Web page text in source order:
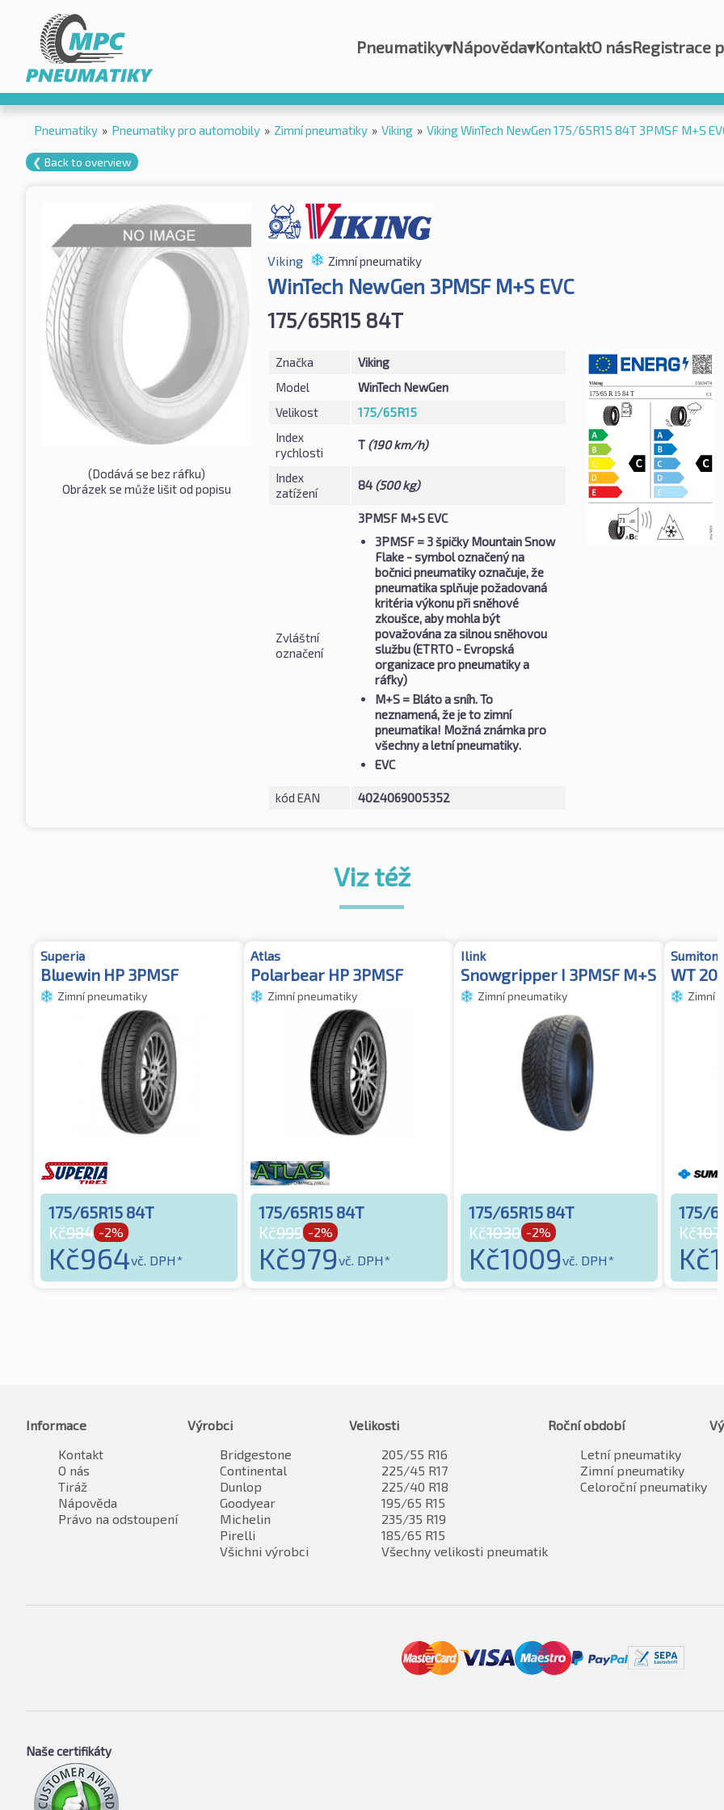
Pneumatiky▾Nápověda▾KontaktO násRegistrace
Pneumatiky » Pneumatiky pro automobily » Zimní pneumatiky » Viking » Viking WinTech NewGen 175/65R15 84T 3PMSF M+S
❮ Back to overview
(Dodává se bez ráfku)
Obrázek se může lišit od popisu
Viking Zimní pneumatiky
WinTech NewGen 3PMSF M+S EVC
175/65R15 84T
Značka
Viking
Model
WinTech NewGen
Velikost
175/65R15
Index
rychlosti
T (190 km/h)
Index
zatížení
84 (500 kg)
Zvláštní
označení
3PMSF M+S EVC
3PMSF= 3 špičky Mountain Snow
Flake - symbol označený na
bočnici pneumatiky označuje, že
pneumatika splňuje požadovaná
kritéria výkonu při sněhové
zkoušce, aby mohla být
považována za silnou sněhovou
službu (ETRTO - Evropská
organizace pro pneumatiky a
ráfky)
M+S= Bláto a sníh. To
neznamená, že je to zimní
pneumatika! Možná známka pro
všechny a letní pneumatiky.
EVC
kód EAN 4024069005352
Viz též
Superia
Bluewin HP 3PMSF
Zimní pneumatiky
175/65R15 84T
Kč984 -2%
Kč964vč. DPH*
Atlas
Polarbear HP 3PMSF
Zimní pneumatiky
175/65R15 84T
Kč999 -2%
Kč979vč. DPH*
Ilink
Snowgripper I 3PMSF M+S
Zimní pneumatiky
175/65R15 84T
Kč1030 -2%
Kč1009vč. DPH*
Sumitomo
WT
Zimní
175/
Kč1071
Kč
Informace
Kontakt
O nás
Tiráž
Nápověda
Právo na odstoupení
Výrobci
Bridgestone
Continental
Dunlop
Goodyear
Michelin
Pirelli
Všichni výrobci
Velikosti
205/55 R16
225/45 R17
225/40 R18
195/65 R15
235/35 R19
185/65 R15
Všechny velikosti pneumatik
Roční období
Letní pneumatiky
Zimní pneumatiky
Celoroční pneumatiky
Naše certifikáty